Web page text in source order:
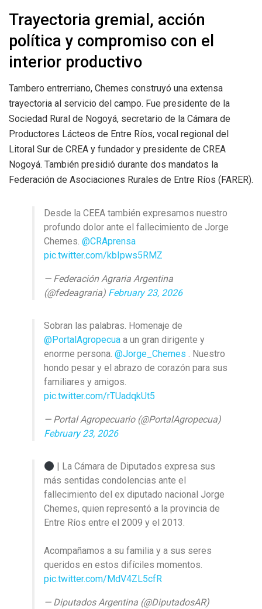
Trayectoria gremial, acción
política y compromiso con el
interior productivo
Tambero entrerriano, Chemes construyó una extensa
trayectoria al servicio del campo. Fue presidente de la
Sociedad Rural de Nogoyá, secretario de la Cámara de
Productores Lácteos de Entre Ríos, vocal regional del
Litoral Sur de CREA y fundador y presidente de CREA
Nogoyá. También presidió durante dos mandatos la
Federación de Asociaciones Rurales de Entre Ríos (FARER).
Desde la CEEA también expresamos nuestro
profundo dolor ante el fallecimiento de Jorge
Chemes. @CRAprensa
pic.twitter.com/kbIpws5RMZ
— Federación Agraria Argentina
(@fedeagraria) February 23, 2026
Sobran las palabras. Homenaje de
@PortalAgropecua a un gran dirigente y
enorme persona. @Jorge_Chemes . Nuestro
hondo pesar y el abrazo de corazón para sus
familiares y amigos.
pic.twitter.com/rTUadqkUt5
— Portal Agropecuario (@PortalAgropecua)
February 23, 2026
| La Cámara de Diputados expresa sus
más sentidas condolencias ante el
fallecimiento del ex diputado nacional Jorge
Chemes, quien representó a la provincia de
Entre Ríos entre el 2009 y el 2013.
Acompañamos a su familia y a sus seres
queridos en estos difíciles momentos.
pic.twitter.com/MdV4ZL5cfR
— Diputados Argentina (@DiputadosAR)